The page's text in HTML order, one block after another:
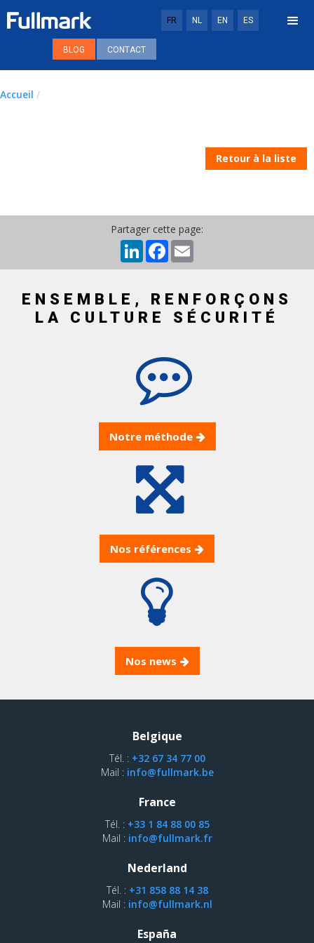
FR NL EN ES
BLOG CONTACT
Accueil /
Retour à la liste
Partager cette page:
LinkedInFacebook
ENSEMBLE, RENFORÇONS
LA CULTURE SÉCURITÉ
Notre méthode
Nos références
Nos news
Belgique
Tél. : +32 67 34 77 00
Mail : info@fullmark.be
France
Tél. : +33 1 84 88 00 85
Mail : info@fullmark.fr
Nederland
Tél. : +31 858 88 14 38
Mail : info@fullmark.nl
España